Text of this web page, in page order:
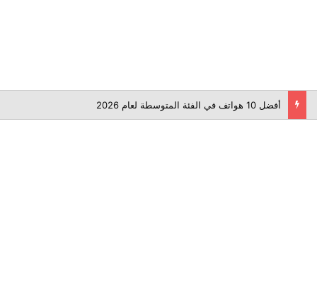
أفضل 10 هواتف في الفئة المتوسطة لعام 2026